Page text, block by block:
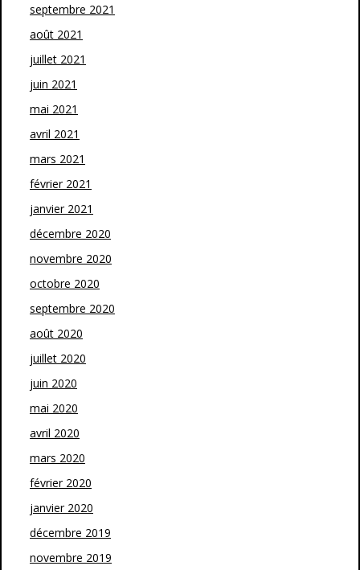
septembre 2021
août 2021
juillet 2021
juin 2021
mai 2021
avril 2021
mars 2021
février 2021
janvier 2021
décembre 2020
novembre 2020
octobre 2020
septembre 2020
août 2020
juillet 2020
juin 2020
mai 2020
avril 2020
mars 2020
février 2020
janvier 2020
décembre 2019
novembre 2019